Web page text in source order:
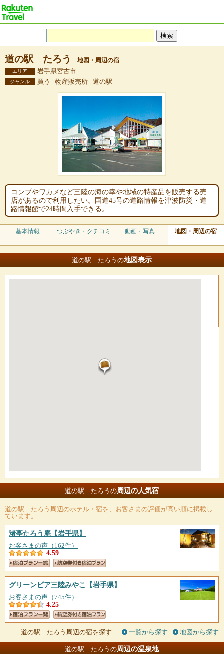
道の駅 たろう 地図・周辺の宿
エリア 岩手県宮古市
ジャンル 買う - 物産販売所 - 道の駅
コンブやワカメなど三陸の海の幸や地域の特産品を販売する売
店があるので利用したい。国道45号の道路情報を津波防災・道
路情報館で24時間入手できる。
基本情報 つぶやき・クチコミ 動画・写真 地図・周辺の宿
道の駅 たろうの地図表示
道の駅 たろうの周辺の人気宿
道の駅 たろう 周辺のホテル・宿を、お客さまの評価が高い順に掲載し
ています。
渚亭たろう庵 【岩手県】
お客さまの声（162件）
4.59
グリーンピア三陸みやこ 【岩手県】
お客さまの声（745件）
4.25
道の駅 たろう周辺の宿を探す 一覧から探す 地図から探す
道の駅 たろうの周辺の温泉地